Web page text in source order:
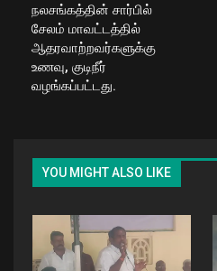
நலசங்கத்தின் சார்பில்
சேலம் மாவட்டத்தில்
ஆதரவாற்றவர்களுக்கு
உணவு, குடிநீர்
வழங்கப்பட்டது.
YOU MIGHT ALSO LIKE